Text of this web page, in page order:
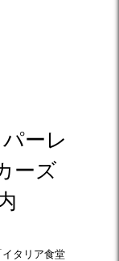
ーレ
ーズ
タリア食堂